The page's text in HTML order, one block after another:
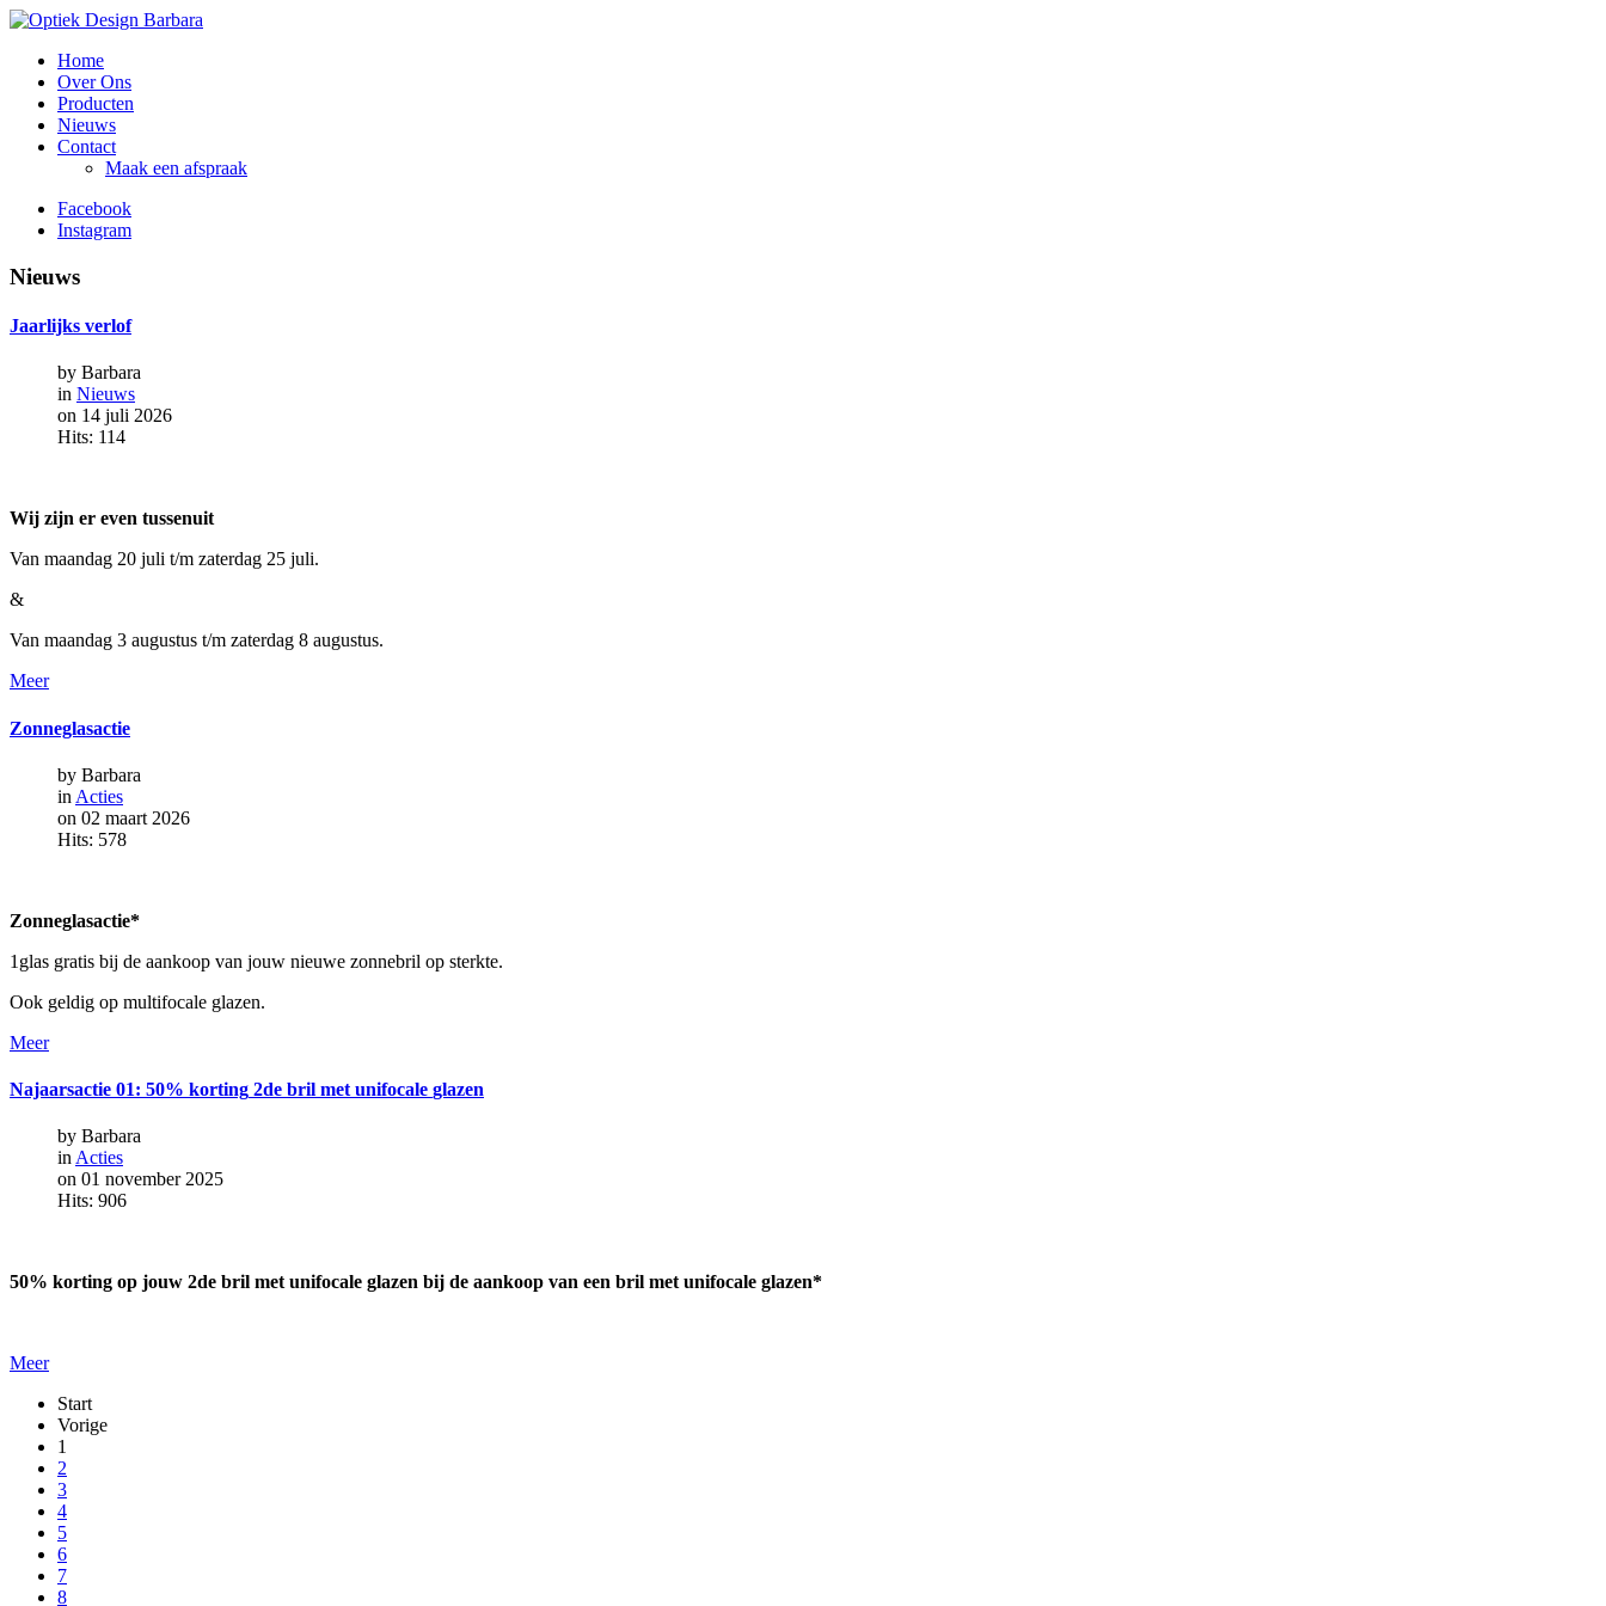
Home
Over Ons
Producten
Nieuws
Contact
Maak een afspraak
Facebook
Instagram
Nieuws
Jaarlijks verlof
by Barbara
in Nieuws
on 14 juli 2026
Hits: 114
Wij zijn er even tussenuit
Van maandag 20 juli t/m zaterdag 25 juli.
&
Van maandag 3 augustus t/m zaterdag 8 augustus.
Meer
Zonneglasactie
by Barbara
in Acties
on 02 maart 2026
Hits: 578
Zonneglasactie*
1glas gratis bij de aankoop van jouw nieuwe zonnebril op sterkte.
Ook geldig op multifocale glazen.
Meer
Najaarsactie 01: 50% korting 2de bril met unifocale glazen
by Barbara
in Acties
on 01 november 2025
Hits: 906
50% korting op jouw 2de bril met unifocale glazen bij de aankoop van een bril met unifocale glazen*
Meer
Start
Vorige
1
2
3
4
5
6
7
8